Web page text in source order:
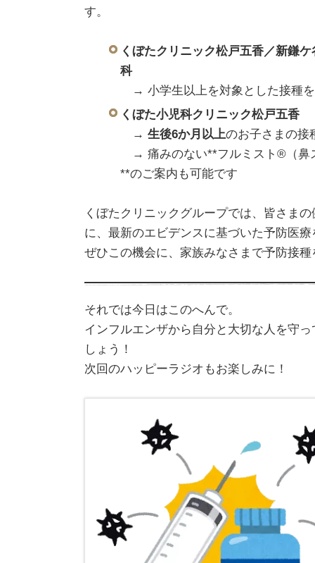
す。
くぼたクリニック松戸五香／新鎌
科
→ 小学生以上を対象とした接種
くぼた小児科クリニック松戸五香
→ 生後6か月以上のお子さまの接
→ 痛みのない**フルミスト®（鼻
**のご案内も可能です
くぼたクリニックグループでは、皆さま
に、最新のエビデンスに基づいた予防医
ぜひこの機会に、家族みなさまで予防接
それでは今日はこのへんで。
インフルエンザから自分と大切な人を守
しょう！
次回のハッピーラジオもお楽しみに！